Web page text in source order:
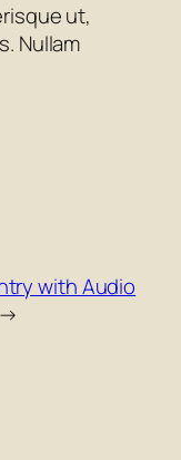
ut,
Nullam
with Audio
→